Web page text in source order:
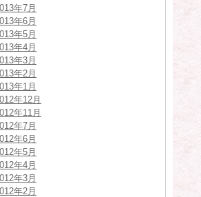
年7月
年6月
年5月
年4月
年3月
年2月
年1月
年12月
年11月
年7月
年6月
年5月
年4月
年3月
年2月